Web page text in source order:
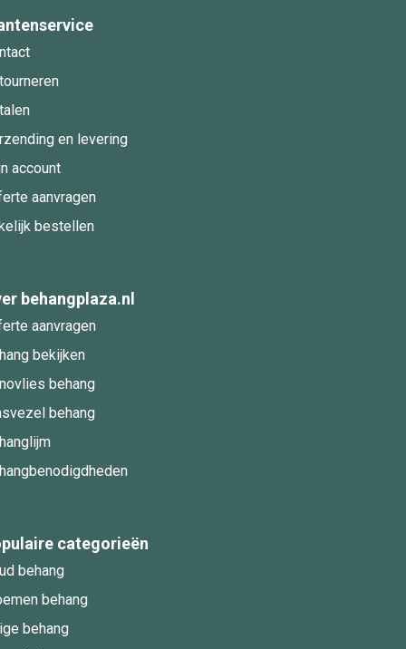
en levering
account
aanvragen
bestellen
behangplaza.nl
aanvragen
bekijken
behang
behang
categorieën
behang
behang
behang